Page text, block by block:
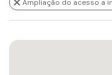
Ampliação do acesso a